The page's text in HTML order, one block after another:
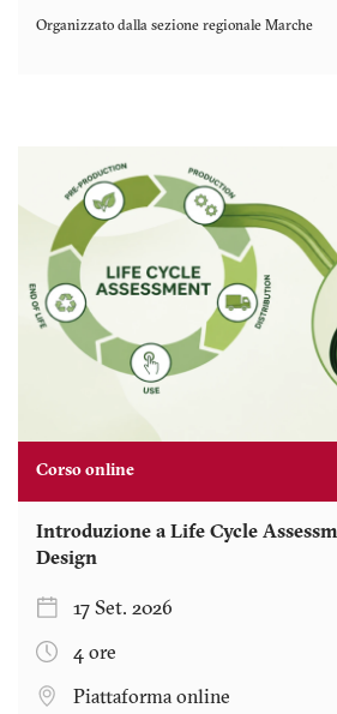
Organizzato dalla sezione regionale Marche
Corso online
Introduzione a Life Cycle
Design
17 Set. 2026
4 ore
Piattaforma online